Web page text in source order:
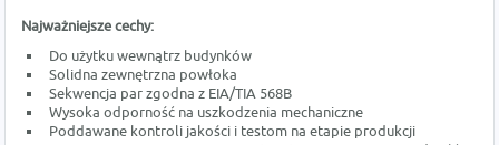
Najważniejsze cechy:
Do użytku wewnątrz budynków
Solidna zewnętrzna powłoka
Sekwencja par zgodna z EIA/TIA 568B
Wysoka odporność na uszkodzenia mechaniczne
Poddawane kontroli jakości i testom na etapie produkcji